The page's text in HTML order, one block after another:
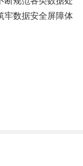
牢数据安全屏障体